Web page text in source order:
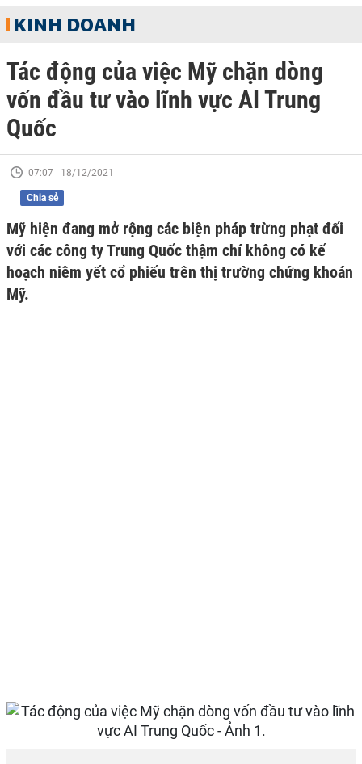
KINH DOANH
Tác động của việc Mỹ chặn dòng
vốn đầu tư vào lĩnh vực AI Trung
Quốc
07:07 | 18/12/2021
Chia sẻ
Mỹ hiện đang mở rộng các biện pháp trừng phạt đối
với các công ty Trung Quốc thậm chí không có kế
hoạch niêm yết cổ phiếu trên thị trường chứng khoán
Mỹ.